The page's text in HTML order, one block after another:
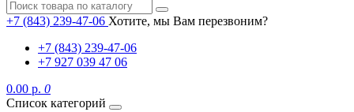
+7 (843) 239-47-06 Хотите, мы Вам перезвоним?
+7 (843) 239-47-06
+7 927 039 47 06
0.00 р. 0
Список категорий